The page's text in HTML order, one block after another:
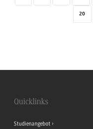
20
Quicklinks
Studienangebot